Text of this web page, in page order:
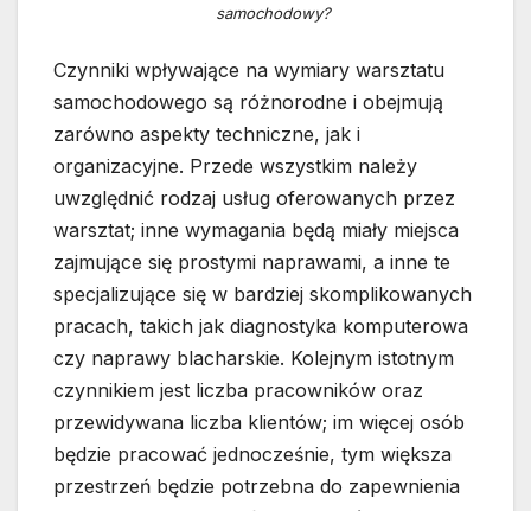
samochodowy?
Czynniki wpływające na wymiary warsztatu
samochodowego są różnorodne i obejmują
zarówno aspekty techniczne, jak i
organizacyjne. Przede wszystkim należy
uwzględnić rodzaj usług oferowanych przez
warsztat; inne wymagania będą miały miejsca
zajmujące się prostymi naprawami, a inne te
specjalizujące się w bardziej skomplikowanych
pracach, takich jak diagnostyka komputerowa
czy naprawy blacharskie. Kolejnym istotnym
czynnikiem jest liczba pracowników oraz
przewidywana liczba klientów; im więcej osób
będzie pracować jednocześnie, tym większa
przestrzeń będzie potrzebna do zapewnienia